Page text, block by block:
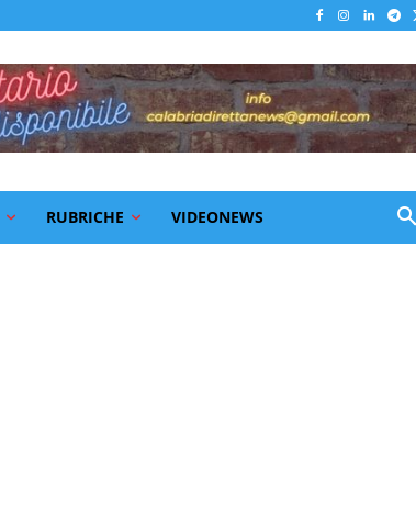
RUBRICHE VIDEONEWS